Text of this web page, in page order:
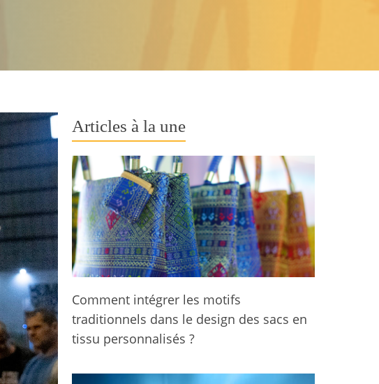
Articles à la une
Comment intégrer les motifs
traditionnels dans le design des sacs en
tissu personnalisés ?